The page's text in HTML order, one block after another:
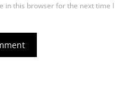
in this browser for the next time I